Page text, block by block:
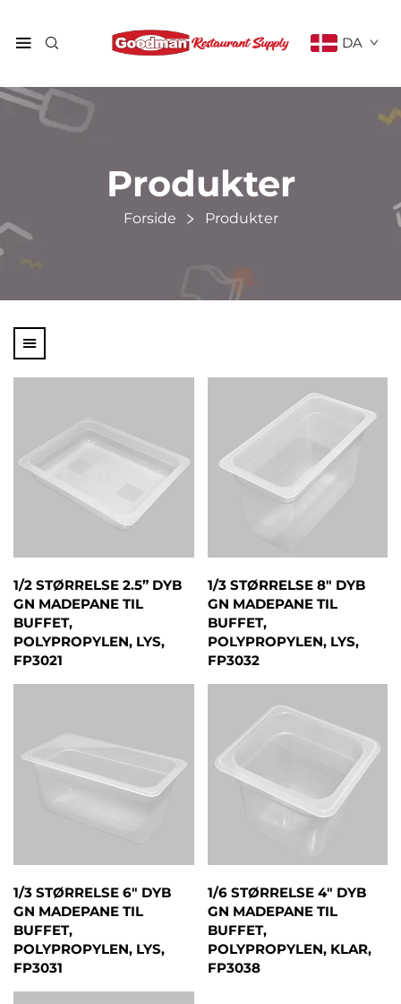
DA
Produkter
Forside Produkter
1/2 STØRRELSE 2.5” DYB
GN MADEPANE TIL
BUFFET,
POLYPROPYLEN, LYS,
FP3021
1/3 STØRRELSE 8" DYB
GN MADEPANE TIL
BUFFET,
POLYPROPYLEN, LYS,
FP3032
1/3 STØRRELSE 6" DYB
GN MADEPANE TIL
BUFFET,
POLYPROPYLEN, LYS,
FP3031
1/6 STØRRELSE 4" DYB
GN MADEPANE TIL
BUFFET,
POLYPROPYLEN, KLAR,
FP3038